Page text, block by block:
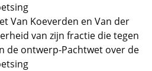
Van Koeverden en Van der
van zijn fractie die tegen
de ontwerp-Pachtwet over de